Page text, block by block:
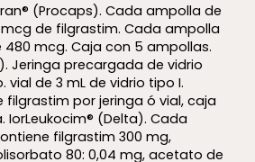
(Procaps). Cada ampolla de
mcg de filgrastim. Cada ampolla
480 mcg. Caja con 5 ampollas.
Jeringa precargada de vidrio
vial de 3 mL de vidrio tipo I.
filgrastim por jeringa ó vial, caja
IorLeukocim® (Delta). Cada
filgrastim 300 mg,
80: 0,04 mg, acetato de